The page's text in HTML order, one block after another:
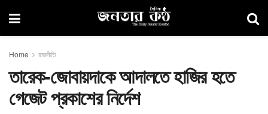
Home রাজনীতি
তারেক-জোবায়দাকে আদালতে হাজির হতে
গেজেট প্রকাশের নির্দেশ